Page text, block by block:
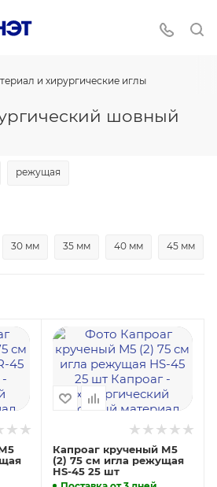
и хирургические иглы
шовный
режущая
30 мм 35 мм 40 мм 45 мм
Капроаг крученый М5
(2) 75 см игла режущая
HS-45 25 шт